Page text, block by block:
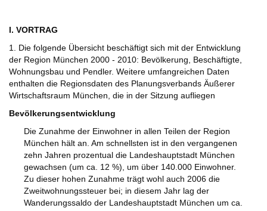
I. VORTRAG
1. Die folgende Übersicht beschäftigt sich mit der Entwicklung
der Region München 2000 - 2010: Bevölkerung, Beschäftigte,
Wohnungsbau und Pendler. Weitere umfangreichen Daten
enthalten die Regionsdaten des Planungsverbands Äußerer
Wirtschaftsraum München, die in der Sitzung aufliegen
Bevölkerungsentwicklung
Die Zunahme der Einwohner in allen Teilen der Region
München hält an. Am schnellsten ist in den vergangenen
zehn Jahren prozentual die Landeshauptstadt München
gewachsen (um ca. 12 %), um über 140.000 Einwohner.
Zu dieser hohen Zunahme trägt wohl auch 2006 die
Zweitwohnungssteuer bei; in diesem Jahr lag der
Wanderungssaldo der Landeshauptstadt München um ca.